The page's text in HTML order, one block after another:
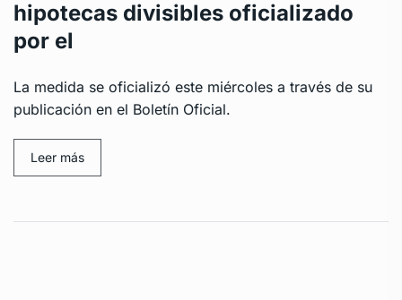
hipotecas divisibles oficializado
por el
La medida se oficializó este miércoles a través de su
publicación en el Boletín Oficial.
Leer más